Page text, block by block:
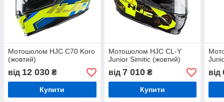
Мотошолом HJC C70 Koro
(жовтий)
від 12 030 ₴
Купити
Мотошолом HJC CL-Y
Junior Simitic (жовтий)
від 7 010₴
Купити
від